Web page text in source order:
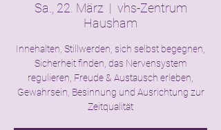
Sa., 22. März
  |
vhs-Zentrum
Hausham
Innehalten, Stillwerden, sich selbst begegnen,
Sicherheit finden, das Nervensystem
regulieren, Freude & Austausch erleben,
Gewahrsein, Besinnung und Ausrichtung zur
Zeitqualität